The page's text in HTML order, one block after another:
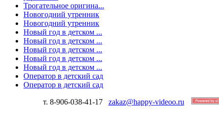
Трогательное оригина...
Новогодний утренник
Новогодний утренник
Новый год в детском ...
Новый год в детском ...
Новый год в детском ...
Новый год в детском ...
Новый год в детском ...
Оператор в детский сад
Оператор в детский сад
т. 8-906-038-41-17 zakaz@happy-videoo.ru